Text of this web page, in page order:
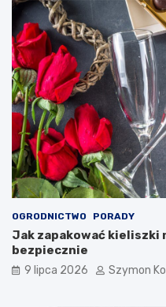
OGRODNICTWO PORADY
Jak zapakować kieliszki
bezpiecznie
9 lipca 2026 Szymon